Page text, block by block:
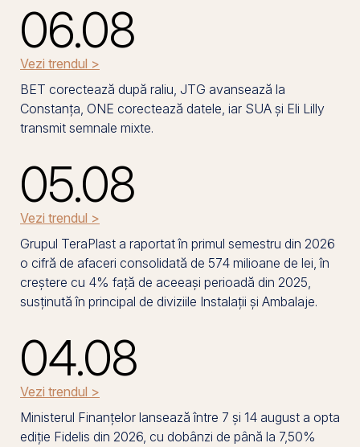
06.08
Vezi trendul >
BET corectează după raliu, JTG avansează la
Constanța, ONE corectează datele, iar SUA și Eli Lilly
transmit semnale mixte.
05.08
Vezi trendul >
Grupul TeraPlast a raportat în primul semestru din 2026
o cifră de afaceri consolidată de 574 milioane de lei, în
creștere cu 4% față de aceeași perioadă din 2025,
susținută în principal de diviziile Instalații și Ambalaje.
04.08
Vezi trendul >
Ministerul Finanțelor lansează între 7 și 14 august a opta
ediție Fidelis din 2026, cu dobânzi de până la 7,50%